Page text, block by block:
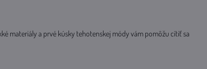
materiály a prvé kúsky tehotenskej módy vám pomôžu cítiť sa